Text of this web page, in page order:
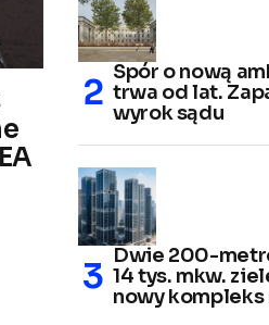
Spór o nową
trwa od lat.
wyrok sądu
Dwie 200-
14 tys. mkw.
nowy kompleks